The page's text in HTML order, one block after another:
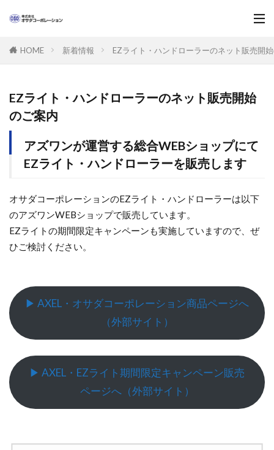
HOME 新着情報 EZライト・ハンドローラーのネット販売開
EZライト・ハンドローラーのネット販売開始
のご案内
アズワンが運営する総合WEBショップにて
EZライト・ハンドローラーを販売します
オサダコーポレーションのEZライト・ハンドローラーは以下
のアズワンWEBショップで販売しています。
EZライトの期間限定キャンペーンも実施していますので、ぜ
ひご検討ください。
▶︎ AXEL・オサダコーポレーション商品ページへ
（外部サイト）
▶︎ AXEL・EZライト期間限定キャンペーン販売
ページへ（外部サイト）